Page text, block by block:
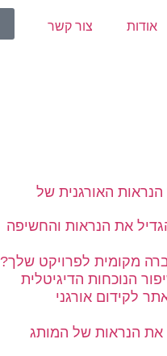
אודות צור קשר
האורגנית של
את הנראות והחשיפה
מקומית לפרויקט שלך?
הנוכחות הדיגיטלית
לקידום אורגני
את הנראות של המותג